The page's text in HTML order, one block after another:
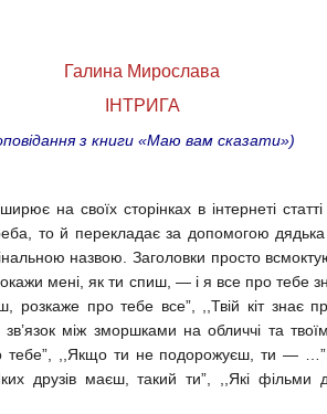
Галина Мирослава
ІНТРИГА
з книги «Маю вам сказати»)
на своїх сторінках в інтернеті
то й перекладає за допомогою
назвою. Заголовки просто
мені, як ти спиш, — і я все про тебе
розкаже про тебе все”, ,,Твій кіт знає
між зморшками на обличчі та
тебе”, ,,Якщо ти не подорожуєш, ти —
друзів маєш, такий ти”, ,,Які фільми